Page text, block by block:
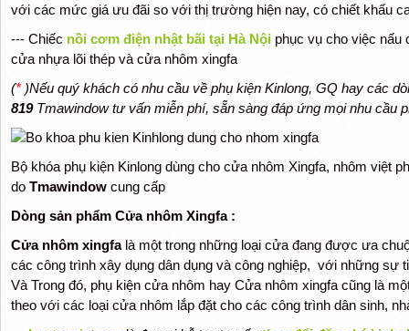
với các mức giá ưu đãi so với thị trường hiện nay, có chiết khấu
--- Chiếc nồi cơm điện nhật bãi tại Hà Nộiphục vụ cho việc nấu
cửa nhựa lõi thép và cửa nhôm xingfa
(*)Nếu quý khách có nhu cầu về phụ kiện Kinlong, GQ hay các
819Tmawindow tư vấn miễn phí, sẵn sàng đáp ứng mọi nhu cầu
Bộ khóa phụ kiện Kinlong dùng cho cửa nhôm Xingfa, nhôm việt
do Tmawindowcung cấp
Dòng sản phẩm Cửa nhôm Xingfa :
Cửa nhôm xingfalà một trong những loại cửa đang được ưa
các công trình xây dụng dân dụng và công nghiệp, với những sự
Và Trong đó, phụ kiện cửa nhôm hay Cửa nhôm xingfa cũng là
theo với các loại cửa nhôm lắp đặt cho các công trình dân sinh,